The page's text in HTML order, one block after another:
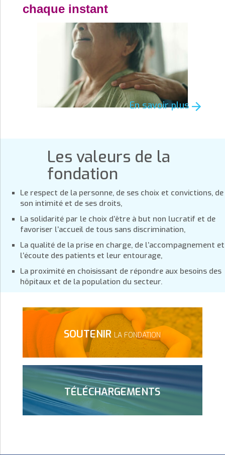
chaque instant
En savoir plus
Les valeurs de la
fondation
Le respect de la personne, de ses choix et convictions, de
son intimité et de ses droits,
La solidarité par le choix d’être à but non lucratif et de
favoriser l’accueil de tous sans discrimination,
La qualité de la prise en charge, de l’accompagnement et
l’écoute des patients et leur entourage,
La proximité en choisissant de répondre aux besoins des
hôpitaux et de la population du secteur.
SOUTENIR LA FONDATION
TÉLÉCHARGEMENTS